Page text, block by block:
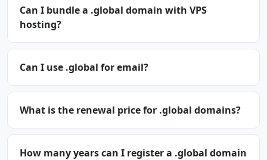
Can I bundle a .global domain with VPS
hosting?
Can I use .global for email?
What is the renewal price for .global domains?
How many years can I register a .global domain